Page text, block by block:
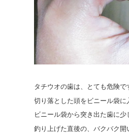
タチウオの歯は、とても危険で
切り落とした頭をビニール袋に
ビニール袋から突き出た歯に少
釣り上げた直後の、バクバク開